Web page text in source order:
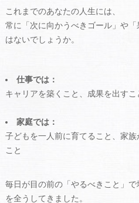
これまでのあなたの人生には、
常に「次に向かうべきゴール」や
はないでしょうか。
仕事では：
キャリアを築くこと、成果を出す
家庭では：
子どもを一人前に育てること、家
こと
毎日が目の前の「やるべきこと」
を全うしてきました。